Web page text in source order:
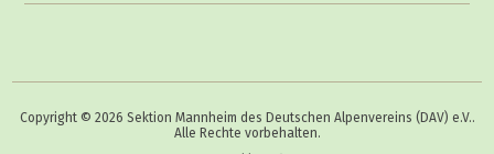
Copyright © 2026 Sektion Mannheim des Deutschen Alpenvereins (DAV) e.V..
Alle Rechte vorbehalten.